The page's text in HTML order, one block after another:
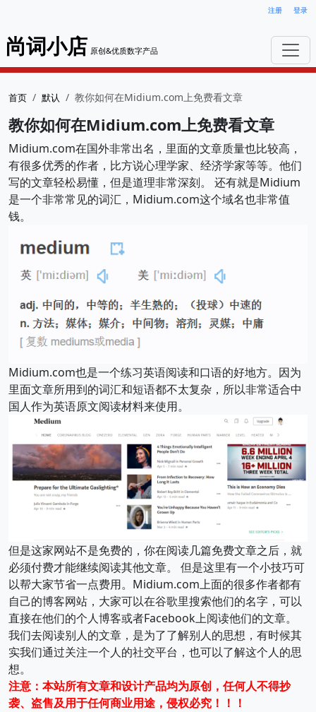
注册 登录
尚词小店 原创&优质数字产品
首页 默认 教你如何在Midium.com上免费看文章
教你如何在Midium.com上免费看文章
Midium.com在国外非常出名，里面的文章质量也比较高，
有很多优秀的作者，比方说心理学家、经济学家等等。他们
写的文章轻松易懂，但是道理非常深刻。 还有就是Midium
是一个非常常见的词汇，Midium.com这个域名也非常值
钱。
Midium.com也是一个练习英语阅读和口语的好地方。因为
里面文章所用到的词汇和短语都不太复杂，所以非常适合中
国人作为英语原文阅读材料来使用。
但是这家网站不是免费的，你在阅读几篇免费文章之后，就
必须付费才能继续阅读其他文章。 但是这里有一个小技巧可
以帮大家节省一点费用。Midium.com上面的很多作者都有
自己的博客网站，大家可以在谷歌里搜索他们的名字，可以
直接在他们的个人博客或者Facebook上阅读他们的文章。
我们去阅读别人的文章，是为了了解别人的思想，有时候其
实我们通过关注一个人的社交平台，也可以了解这个人的思
想。
注意：本站所有文章和设计产品均为原创，任何人不得抄
袭、盗售及用于任何商业用途，侵权必究！！！